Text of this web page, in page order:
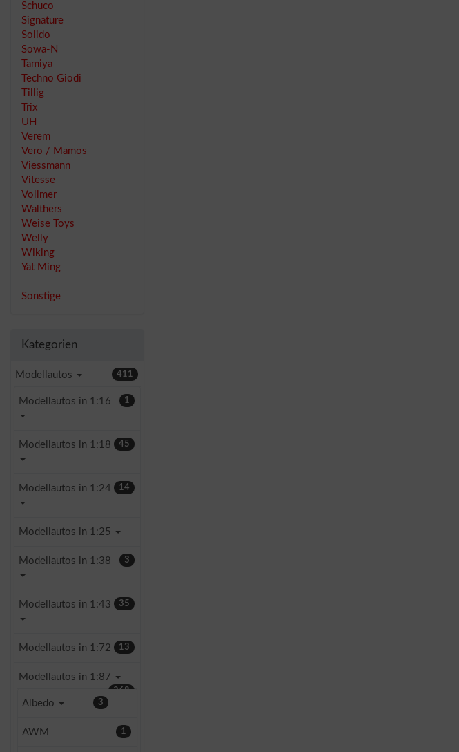
Schuco
Signature
Solido
Sowa-N
Tamiya
Techno Giodi
Tillig
Trix
UH
Verem
Vero / Mamos
Viessmann
Vitesse
Vollmer
Walthers
Weise Toys
Welly
Wiking
Yat Ming
Sonstige
Kategorien
Modellautos 411
Modellautos in 1:16 1
Modellautos in 1:18 45
Modellautos in 1:24 14
Modellautos in 1:25
Modellautos in 1:38 3
Modellautos in 1:43 35
Modellautos in 1:72 13
Modellautos in 1:87
268
Albedo 3
AWM 1